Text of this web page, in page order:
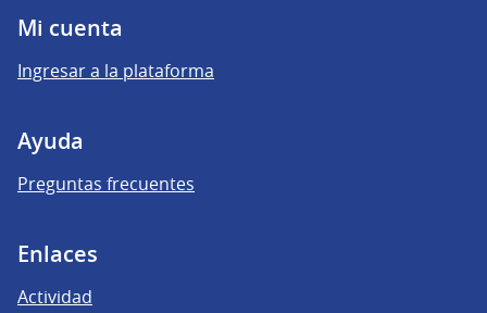
Mi cuenta
Ingresar a la plataforma
Ayuda
Preguntas frecuentes
Enlaces
Actividad